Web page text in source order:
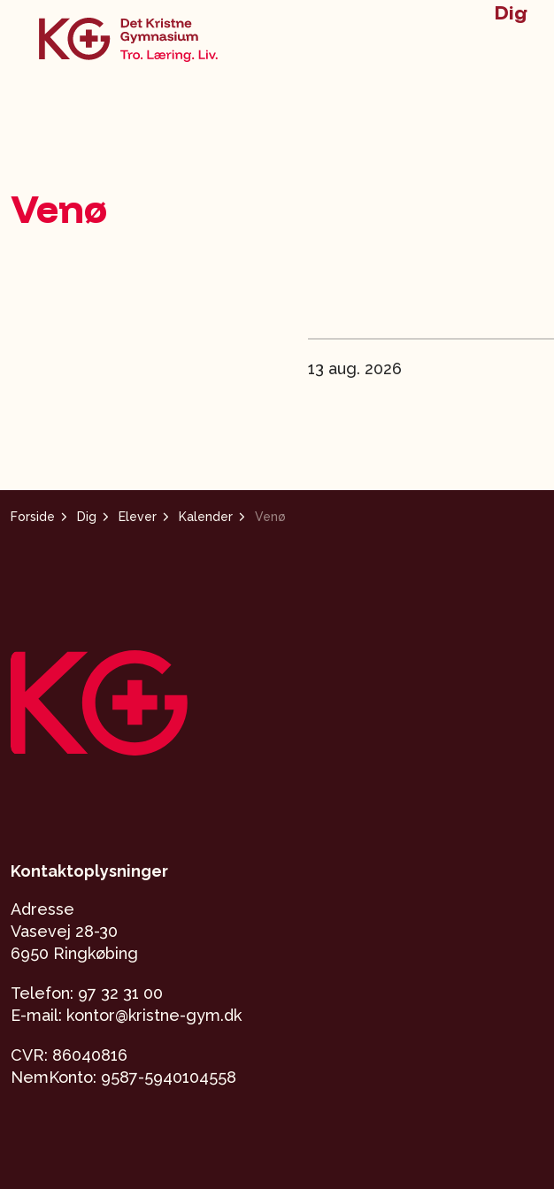
Dig
Venø
13 aug. 2026
Forside Dig Elever Kalender Venø
Kontaktoplysninger
Adresse
Vasevej 28-30
6950 Ringkøbing
Telefon: 97 32 31 00
E-mail: kontor@kristne-gym.dk
CVR: 86040816
NemKonto: 9587-5940104558